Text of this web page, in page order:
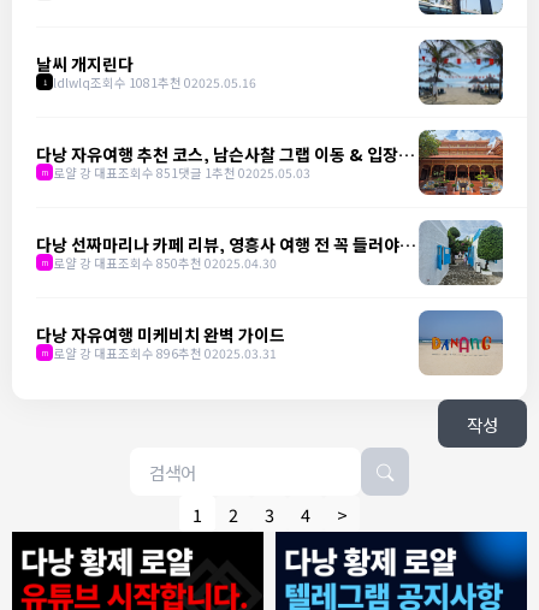
날씨 개지린다
1 ldlwlq조회수 1081추천 02025.05.16
다낭 자유여행 추천 코스, 남슨사찰 그랩 이동 & 입장료
완벽 가이드
m 로얄 강 대표 조회수 851 댓글 1추천 02025.05.03
다낭 선짜마리나 카페 리뷰, 영흥사 여행 전 꼭 들러야 할
핫플
m 로얄 강 대표 조회수 850추천 02025.04.30
다낭 자유여행 미케비치 완벽 가이드
m 로얄 강 대표 조회수 896추천 02025.03.31
작성
1 2 3 4 >